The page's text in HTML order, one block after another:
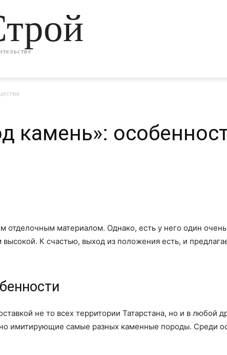
камень»:
отделочным материалом. Однако, есть у него один очень
К счастью, выход из положения есть, и
не то всех территории Татарстана, но и в любой
имитирующие самые разных каменные породы. Среди